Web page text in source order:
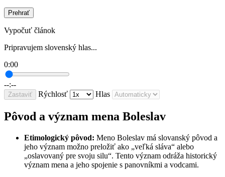
Prehrať
Vypočuť článok
Pripravujem slovenský hlas...
0:00
--:--
Zastaviť Rýchlosť Hlas
Pôvod a význam mena Boleslav
Etimologický pôvod: Meno Boleslav má slovanský pôvod a
jeho význam možno preložiť ako „veľká sláva“ alebo
„oslavovaný pre svoju silu“. Tento význam odráža historický
význam mena a jeho spojenie s panovníkmi a vodcami.